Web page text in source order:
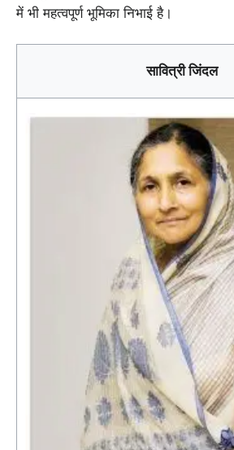
में भी महत्वपूर्ण भूमिका निभाई है।
सावित्री जिंदल